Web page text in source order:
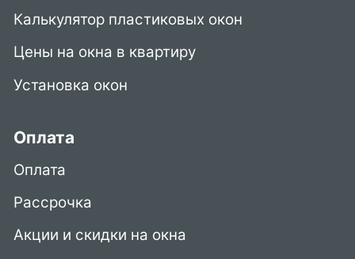
Калькулятор пластиковых окон
Цены на окна в квартиру
Установка окон
Оплата
Оплата
Рассрочка
Акции и скидки на окна